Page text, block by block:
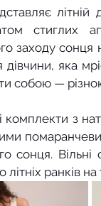
літній
стиглих
заходу
дівчини, яка
собою —
комплекти з
сонця.
ранків на